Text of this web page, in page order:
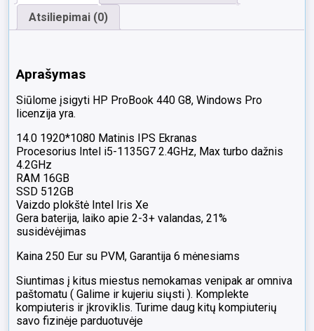
Atsiliepimai (0)
Aprašymas
Siūlome įsigyti HP ProBook 440 G8, Windows Pro
licenzija yra.
14.0 1920*1080 Matinis IPS Ekranas
Procesorius Intel i5-1135G7 2.4GHz, Max turbo dažnis
4.2GHz
RAM 16GB
SSD 512GB
Vaizdo plokštė Intel Iris Xe
Gera baterija, laiko apie 2-3+ valandas, 21%
susidėvėjimas
Kaina 250 Eur su PVM, Garantija 6 mėnesiams
Siuntimas į kitus miestus nemokamas venipak ar omniva
paštomatu ( Galime ir kujeriu siųsti ). Komplekte
kompiuteris ir įkroviklis. Turime daug kitų kompiuterių
savo fizinėje parduotuvėje